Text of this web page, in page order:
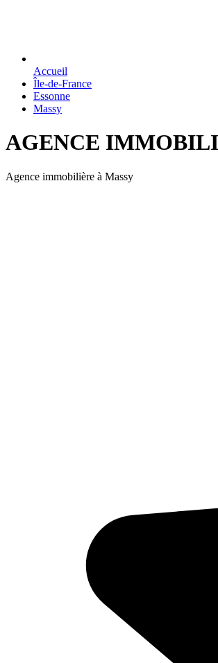
Accueil
Île-de-France
Essonne
Massy
AGENCE
Agence immobilière à Massy